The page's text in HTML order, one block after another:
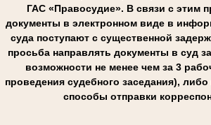
ГАС «Правосудие». В связи с этим
документы в электронном виде в
суда поступают с существенной
просьба направлять документы в суд
возможности не менее чем за 3
проведения судебного заседания),
способы отправки